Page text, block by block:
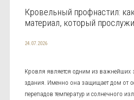
Кровельный профнастил:
материал, который
24.07.2026
Кровля является одним из важнейших
здания. Именно она защищает дом от
перепадов температур и солнечного